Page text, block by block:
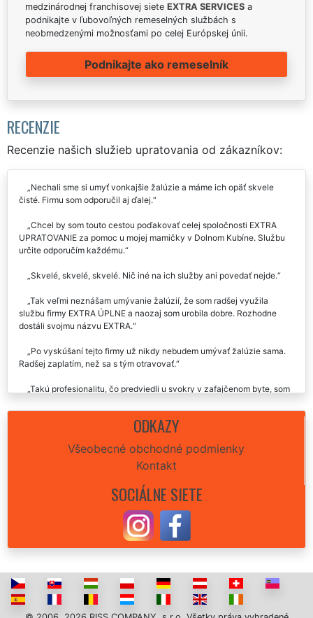
medzinárodnej franchisovej siete EXTRA SERVICES a
podnikajte v ľubovoľných remeselných službách s
neobmedzenými možnosťami po celej Európskej únii.
Podnikajte ako remeselník
RECENZIE
Recenzie našich služieb upratovania od zákazníkov:
Nechali sme si umyť vonkajšie žalúzie a máme ich opäť skvele
čisté. Firmu som odporučil aj ďalej.
Chcel by som touto cestou poďakovať celej spoločnosti EXTRA
UPRATOVANIE za pomoc u mojej mamičky v Dolnom Kubíne. Službu
určite odporučím každému.
Skvelé, skvelé, skvelé. Nič iné na ich služby ani povedať nejde.
Tak veľmi neznášam umývanie žalúzií, že som radšej využila
službu firmy EXTRA ÚPLNE a naozaj som urobila dobre. Rozhodne
dostáli svojmu názvu EXTRA.
Po vyskúšaní tejto firmy už nikdy nebudem umývať žalúzie sama.
Radšej zaplatím, než sa s tým otravovať.
Takú profesionalitu, čo predviedli u svokry v zafajčenom byte, som
Našu skúsenosť môžem popísať len jedným slovom, paráda!
ODKAZY
Všeobecné obchodné podmienky
Kontakt
SOCIÁLNE SIETE